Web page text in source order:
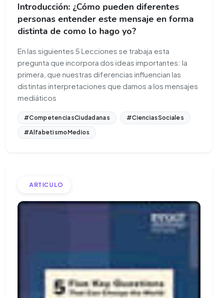
Introducción: ¿Cómo pueden diferentes
personas entender este mensaje en forma
distinta de como lo hago yo?
En las siguientes 5 Lecciones se trabaja esta
pregunta que incorpora dos ideas importantes: la
primera, que nuestras diferencias influencian las
distintas interpretaciones que damos a los mensajes
mediáticos
#CompetenciasCiudadanas
#CienciasSociales
#AlfabetismoMedios
ARTICULO